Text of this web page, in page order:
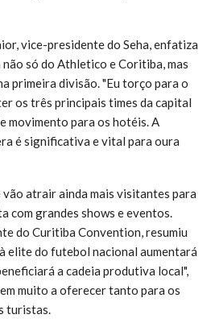
vice-presidente do Seha, enfatiza
só do Athletico e Coritiba, mas
primeira divisão. "Eu torço para o
os três principais times da capital
movimento para os hotéis. A
é significativa e vital para oura
atrair ainda mais visitantes para
com grandes shows e eventos.
do Curitiba Convention, resumiu
elite do futebol nacional aumentará
a cadeia produtiva local",
muito a oferecer tanto para os
turistas.